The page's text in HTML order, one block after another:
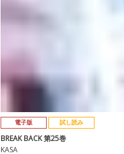
電子版 試し読み
BREAK BACK 第25巻
KASA